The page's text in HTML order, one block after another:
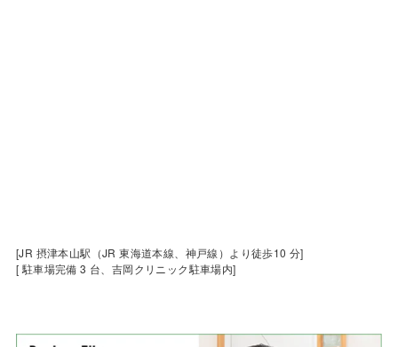
[JR 摂津本山駅（JR 東海道本線、神戸線）より徒歩10 分]
[ 駐車場完備 3 台、吉岡クリニック駐車場内]